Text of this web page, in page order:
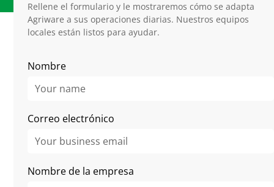
Rellene el formulario y le mostraremos cómo se adapta
Agriware a sus operaciones diarias. Nuestros equipos
locales están listos para ayudar.
Nombre
Correo electrónico
Nombre de la empresa
Related Articles